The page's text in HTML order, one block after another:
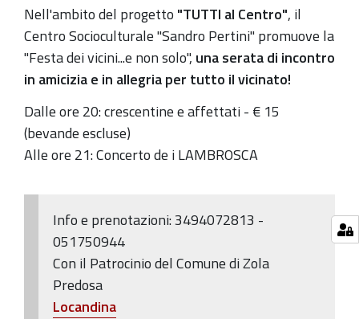
2022-
06-
23T23:00:00+02:00
Nell'ambito del progetto "TUTTI al Centro", il
Centro Socioculturale "Sandro Pertini" promuove la
"Festa dei vicini...e non solo", una serata di incontro
in amicizia e in allegria per tutto il vicinato!
Dalle ore 20: crescentine e affettati - € 15
(bevande escluse)
Alle ore 21: Concerto de i LAMBROSCA
Info e prenotazioni: 3494072813 -
051750944
Con il Patrocinio del Comune di Zola
Predosa
Locandina